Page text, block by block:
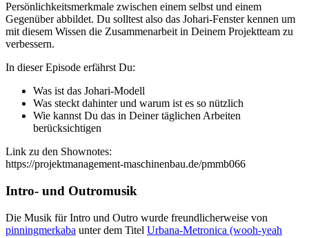
Persönlichkeitsmerkmale zwischen einem selbst und einem
Gegenüber abbildet. Du solltest also das Johari-Fenster kennen um
mit diesem Wissen die Zusammenarbeit in Deinem Projektteam zu
verbessern.
In dieser Episode erfährst Du:
Was ist das Johari-Modell
Was steckt dahinter und warum ist es so nützlich
Wie kannst Du das in Deiner täglichen Arbeiten
berücksichtigen
Link zu den Shownotes:
https://projektmanagement-maschinenbau.de/pmmb066
Intro- und Outromusik
Die Musik für Intro und Outro wurde freundlicherweise von
pinningmerkaba unter dem Titel Urbana-Metronica (wooh-yeah